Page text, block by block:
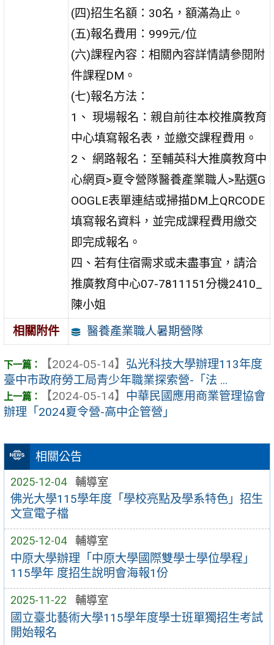
相關公告
2025-12-04 輔導室
佛光大學115學年度「學校亮點及學系特色」招生
文宣電子檔
2025-12-04 輔導室
中原大學辦理「中原大學國際雙學士學位學程」
115學年 度招生說明會海報1份
2025-11-22 輔導室
國立臺北藝術大學115學年度學士班單獨招生考試
開始報名
(四)招生名額：30名，額滿為止。
(五)報名費用：999元/位
(六)課程內容：相關內容詳情請參閱附
件課程DM。
(七)報名方法：
1、 現場報名：親自前往本校推廣教育
中心填寫報名表，並繳交課程費用。
2、 網路報名：至輔英科大推廣教育中
心網頁>夏令營隊醫養產業職人>點選G
OOGLE表單連結或掃描DM上QRCODE
填寫報名資料，並完成課程費用繳交
即完成報名。
四、若有住宿需求或未盡事宜，請洽
推廣教育中心07-7811151分機2410_
陳小姐
相關附件
醫養產業職人暑期營隊
【2024-05-14】 弘光科技大學辦理113年度
臺中市政府勞工局青少年職業探索營-「法 ...
【2024-05-14】 中華民國應用商業管理協會
辦理「2024夏令營-高中企管營」